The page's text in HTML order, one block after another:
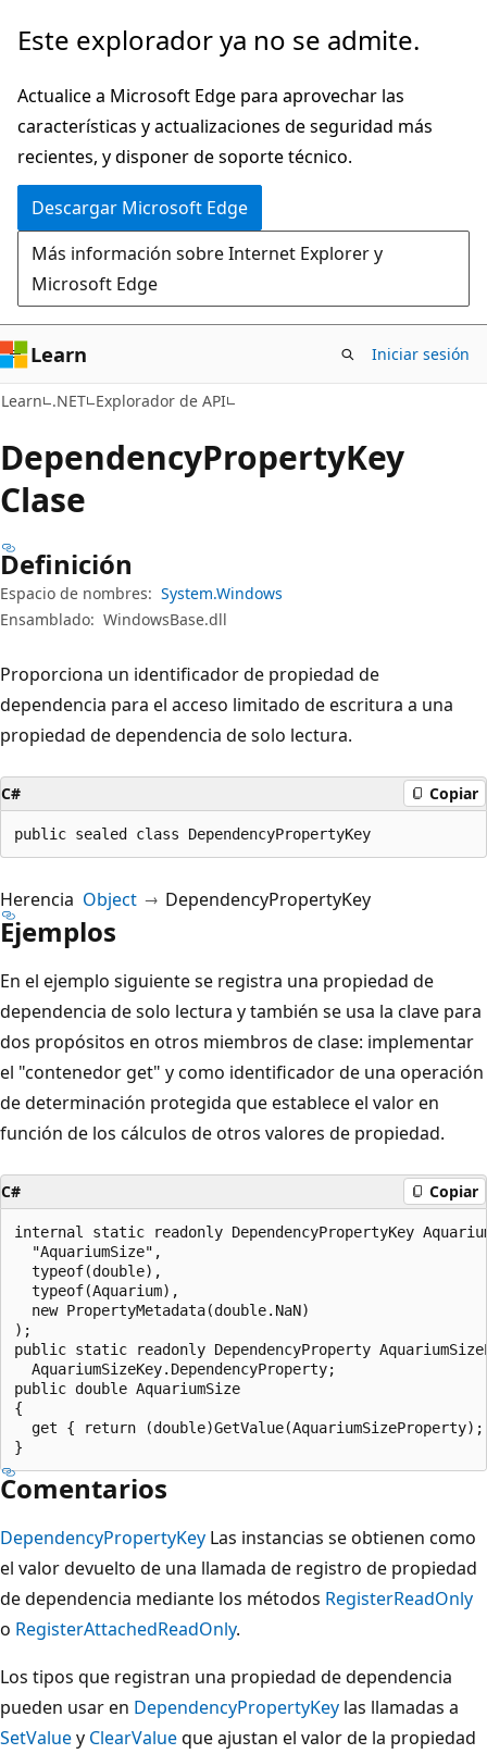
Ir
contenido
principal
Ir
la
navegación
en
la
página
Este explorador ya no se admite.
Actualice a Microsoft Edge para aprovechar las
características y actualizaciones de seguridad más
recientes, y disponer de soporte técnico.
Descargar Microsoft Edge
Más información sobre Internet Explorer y
Microsoft Edge
Learn Iniciar sesión
Learn .NET Explorador de API
DependencyPropertyKey
Clase
Definición
Espacio de nombres: System.Windows
Ensamblado: WindowsBase.dll
Proporciona un identificador de propiedad de
dependencia para el acceso limitado de escritura a una
propiedad de dependencia de solo lectura.
C# Copiar
public sealed class DependencyPropertyKey
Herencia Object DependencyPropertyKey
Ejemplos
En el ejemplo siguiente se registra una propiedad de
dependencia de solo lectura y también se usa la clave para
dos propósitos en otros miembros de clase: implementar
el "contenedor get" y como identificador de una operación
de determinación protegida que establece el valor en
función de los cálculos de otros valores de propiedad.
C# Copiar
internal static readonly DependencyPropertyKey
  "AquariumSize",
  typeof(double),
  typeof(Aquarium),
  new PropertyMetadata(double.NaN)
);
public static readonly DependencyProperty
  AquariumSizeKey.DependencyProperty;
public double AquariumSize
{
get { return (double)GetValue(AquariumSizeProperty);
Comentarios
DependencyPropertyKey Las instancias se obtienen como
el valor devuelto de una llamada de registro de propiedad
de dependencia mediante los métodos RegisterReadOnly
o RegisterAttachedReadOnly.
Los tipos que registran una propiedad de dependencia
pueden usar en DependencyPropertyKey las llamadas a
SetValuey ClearValueque ajustan el valor de la propiedad